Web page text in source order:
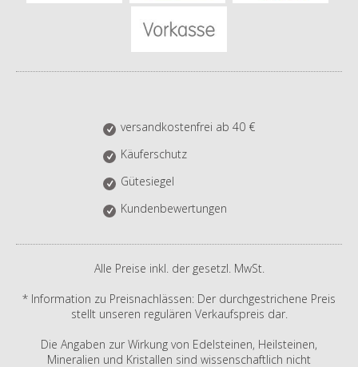
versandkostenfrei ab 40 €
Käuferschutz
Gütesiegel
Kundenbewertungen
Alle Preise inkl. der gesetzl. MwSt.
* Information zu Preisnachlässen: Der durchgestrichene Preis
stellt unseren regulären Verkaufspreis dar.
Die Angaben zur Wirkung von Edelsteinen, Heilsteinen,
Mineralien und Kristallen sind wissenschaftlich nicht